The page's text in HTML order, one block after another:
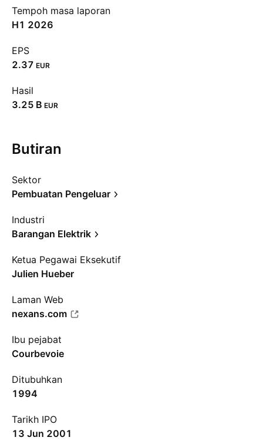
Tempoh masa laporan
H1 2026
EPS
2.37 EUR
Hasil
‪3.25 B‬ EUR
Butiran
Sektor
Pembuatan Pengeluar
Industri
Barangan Elektrik
Ketua Pegawai Eksekutif
Julien Hueber
Laman Web
nexans.com
Ibu pejabat
Courbevoie
Ditubuhkan
1994
Tarikh IPO
13 Jun 2001